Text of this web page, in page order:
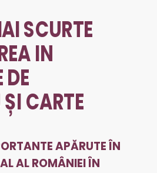
SCURTE
IN
DE
CARTE
APĂRUTE ÎN
AL ROMÂNIEI ÎN